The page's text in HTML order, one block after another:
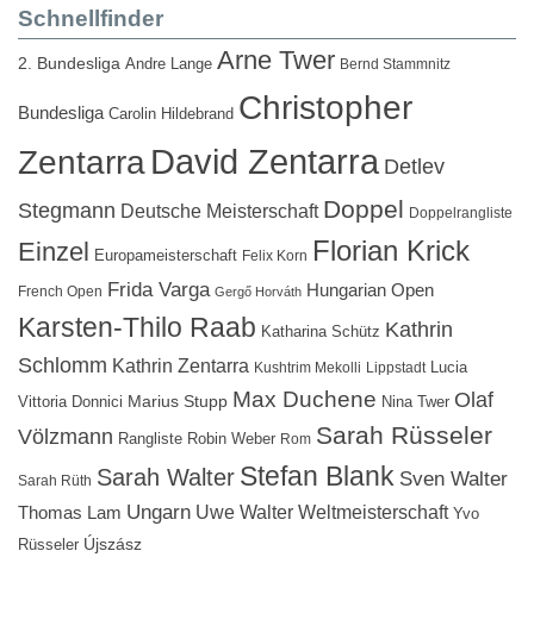
Schnellfinder
2. Bundesliga Andre Lange Arne Twer Bernd Stammnitz
Bundesliga Carolin Hildebrand Christopher
ZentarraDavid Zentarra Detlev
Stegmann Deutsche Meisterschaft Doppel Doppelrangliste
Einzel Europameisterschaft Felix Korn Florian Krick
French Open Frida Varga Gergő Horváth Hungarian Open
Karsten-Thilo Raab Katharina Schütz Kathrin
Schlomm Kathrin Zentarra Kushtrim Mekolli Lippstadt
Lucia
Vittoria Donnici Marius Stupp Max Duchene Nina Twer Olaf
Völzmann Rangliste Robin Weber Rom Sarah Rüsseler
Sarah Rüth Sarah Walter Stefan Blank Sven Walter
Thomas Lam Ungarn Uwe Walter Weltmeisterschaft Yvo
Rüsseler Újszász